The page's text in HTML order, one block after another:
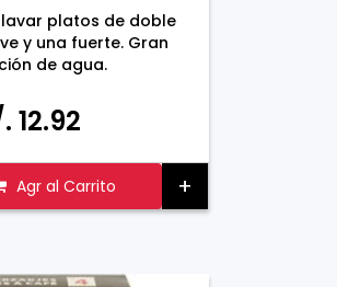
platos de doble
y una fuerte. Gran
de agua.
12.92
Agr al Carrito +